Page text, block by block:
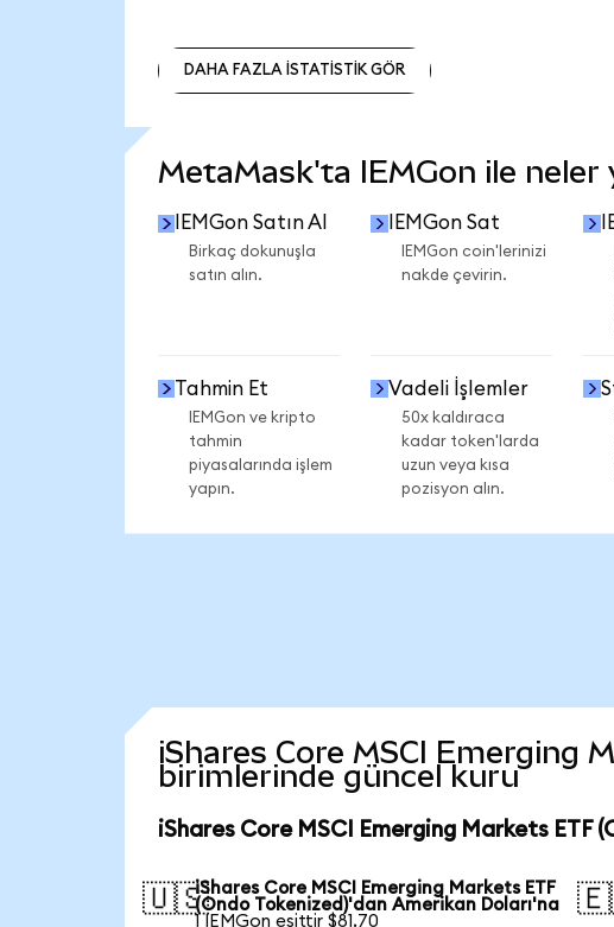
DAHA FAZLA İSTATİSTİK GÖR
MetaMask'ta IEMGon ile neler
IEMGon Satın Al
Birkaç dokunuşla
satın alın.
IEMGon Sat
IEMGon coin'lerinizi
nakde çevirin.
Tahmin Et
IEMGon ve kripto
tahmin
piyasalarında işlem
yapın.
Vadeli İşlemler
50x kaldıraca
kadar token'larda
uzun veya kısa
pozisyon alın.
iShares Core MSCI Emerging
birimlerinde güncel kuru
iShares Core MSCI Emerging Markets ETF
🇺🇸iShares Core MSCI Emerging Markets ETF
(Ondo Tokenized)'dan Amerikan Doları'na
1 IEMGon eşittir $81,70